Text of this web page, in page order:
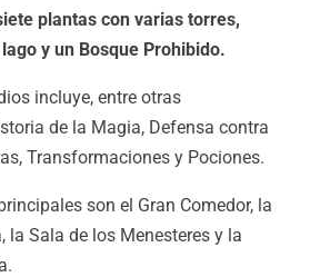
plantas con varias torres,
y un Bosque Prohibido.
incluye, entre otras
de la Magia, Defensa contra
Transformaciones y Pociones.
son el Gran Comedor, la
la Sala de los Menesteres y la